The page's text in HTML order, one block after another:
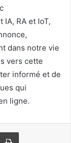
IA, RA et IoT,
dans notre vie
vers cette
informé et de
qui
ligne.
par email Imprimer